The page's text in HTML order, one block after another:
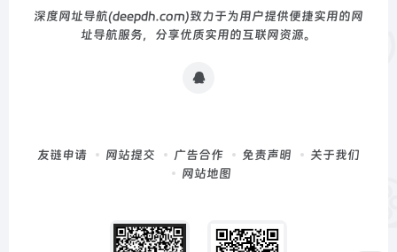
深度网址导航(deepdh.com)致力于为用户提供便捷实用的网
址导航服务，分享优质实用的互联网资源。
友链申请 网站提交 广告合作 免责声明
关于我们
网站地图